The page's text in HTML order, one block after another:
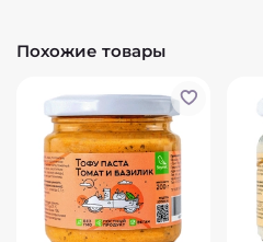
Похожие товары